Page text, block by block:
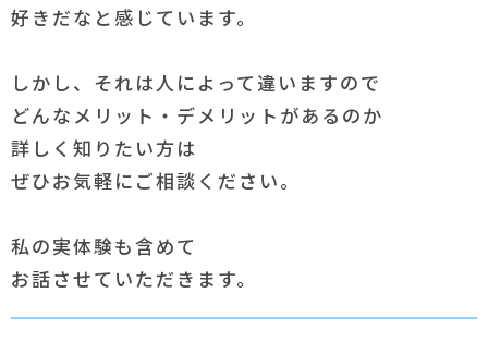
好きだなと感じています。
しかし、それは人によって違いますので
どんなメリット・デメリットがあるのか
詳しく知りたい方は
ぜひお気軽にご相談ください。
私の実体験も含めて
お話させていただきます。